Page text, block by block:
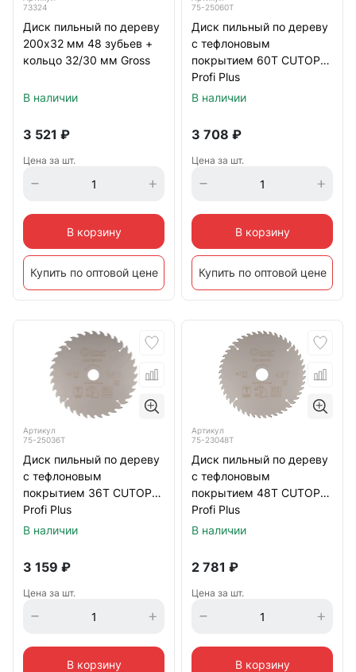
73324
Диск пильный по дереву
200х32 мм 48 зубьев +
кольцо 32/30 мм Gross
В наличии
3 521 ₽
Цена за шт.
В корзину
Купить по оптовой цене
75-25060Т
Диск пильный по дереву
с тефлоновым
покрытием 60Т CUTOP
Profi Plus
250х1,8/2,6х32/30/25,4/20
В наличии
3 708 ₽
Цена за шт.
В корзину
Купить по оптовой цене
Артикул
75-25036Т
Диск пильный по дереву
с тефлоновым
покрытием 36Т CUTOP
Profi Plus
250х1,8/2,6х32/30/25,4/20
В наличии
3 159 ₽
Цена за шт.
В корзину
Артикул
75-23048Т
Диск пильный по дереву
с тефлоновым
покрытием 48Т CUTOP
Profi Plus
230х1,6/2,4х32/30/25,4/20
В наличии
2 781 ₽
Цена за шт.
В корзину